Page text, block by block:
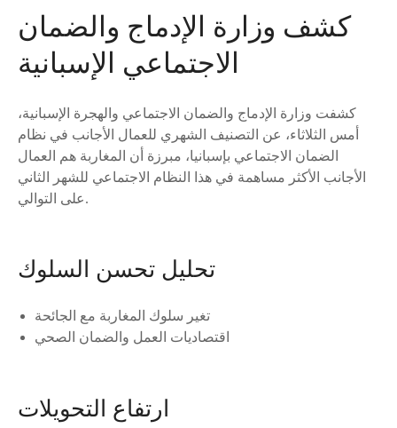
كشف وزارة الإدماج والضمان
الاجتماعي الإسبانية
كشفت وزارة الإدماج والضمان الاجتماعي والهجرة الإسبانية،
أمس الثلاثاء، عن التصنيف الشهري للعمال الأجانب في نظام
الضمان الاجتماعي بإسبانيا، مبرزة أن المغاربة هم العمال
الأجانب الأكثر مساهمة في هذا النظام الاجتماعي للشهر الثاني
على التوالي.
تحليل تحسن السلوك
تغير سلوك المغاربة مع الجائحة
اقتصاديات العمل والضمان الصحي
ارتفاع التحويلات